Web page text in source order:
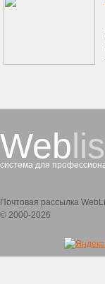
Web
система для
Почтовая рассылка
© 2000-2026